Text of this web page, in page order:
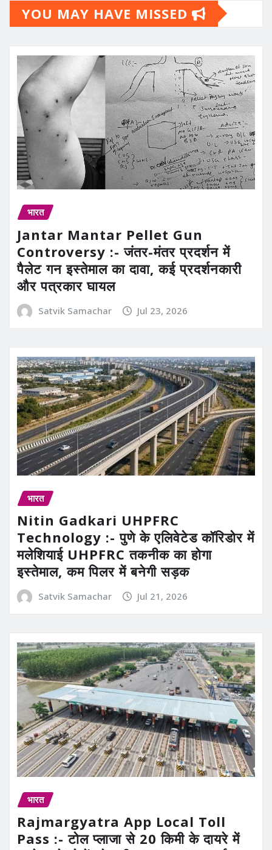
YOU MAY HAVE MISSED
भारत
Jantar Mantar Pellet Gun
Controversy :- जंतर-मंतर प्रदर्शन में
पैलेट गन इस्तेमाल का दावा, कई प्रदर्शनकारी
और पत्रकार घायल
Satvik Samachar Jul 23, 2026
भारत
Nitin Gadkari UHPFRC
Technology :- पुणे के एलिवेटेड कॉरिडोर में
मलेशियाई UHPFRC तकनीक का होगा
इस्तेमाल, कम पिलर में बनेगी सड़क
Satvik Samachar Jul 21, 2026
भारत
Rajmargyatra App Local Toll
Pass :- टोल प्लाजा से 20 किमी के दायरे में